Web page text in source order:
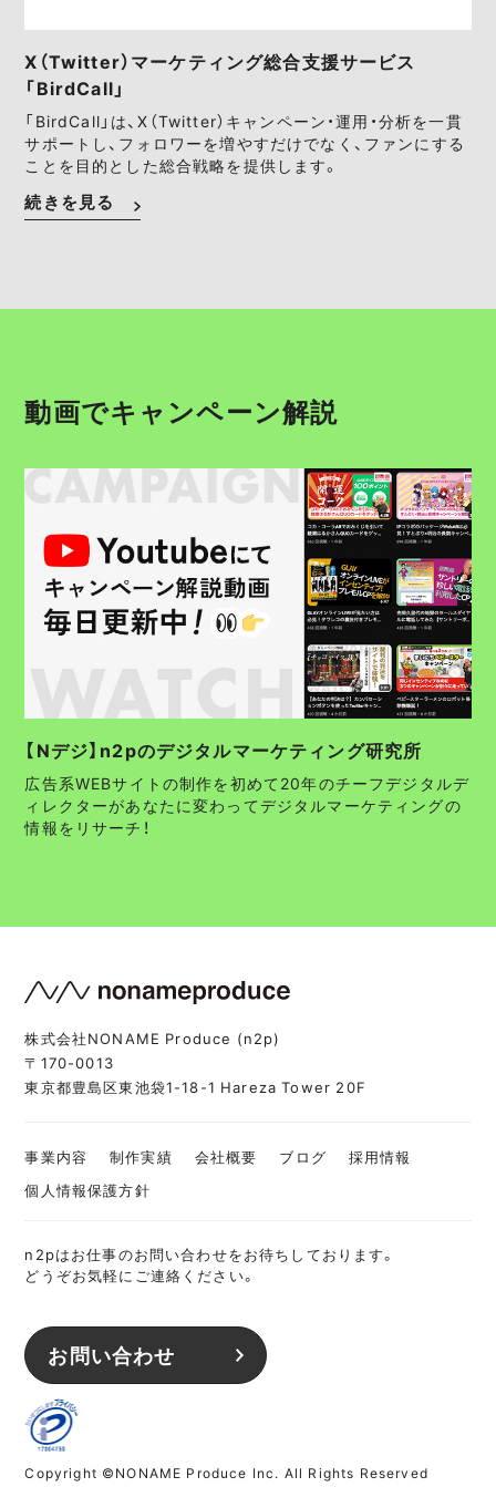
X（Twitter）マーケティング総合支援サービス
「BirdCall」
「BirdCall」は、X（Twitter）キャンペーン・運用・分析を一貫
サポートし、フォロワーを増やすだけでなく、ファンにする
ことを目的とした総合戦略を提供します。
続きを見る
動画でキャンペーン解説
【Nデジ】n2pのデジタルマーケティング研究所
広告系WEBサイトの制作を初めて20年のチーフデジタルデ
ィレクターがあなたに変わってデジタルマーケティングの
情報をリサーチ！
株式会社NONAME Produce (n2p)
〒170-0013
東京都豊島区東池袋1-18-1 Hareza Tower 20F
事業内容 制作実績 会社概要 ブログ
採用情報
個人情報保護方針
n2pはお仕事のお問い合わせをお待ちしております。
どうぞお気軽にご連絡ください。
お問い合わせ
Copyright ©NONAME Produce Inc. All Rights Reserved